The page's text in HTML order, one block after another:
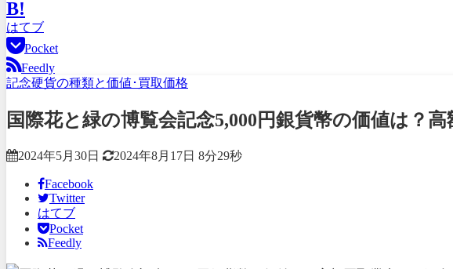
B!
はてブ
Pocket
Feedly
記念硬貨の種類と価値･買取価格
国際花と緑の博覧会記念5,000円銀貨幣の価値は？
2024年5月30日 2024年8月17日 8分29秒
Facebook
Twitter
はてブ
Pocket
Feedly